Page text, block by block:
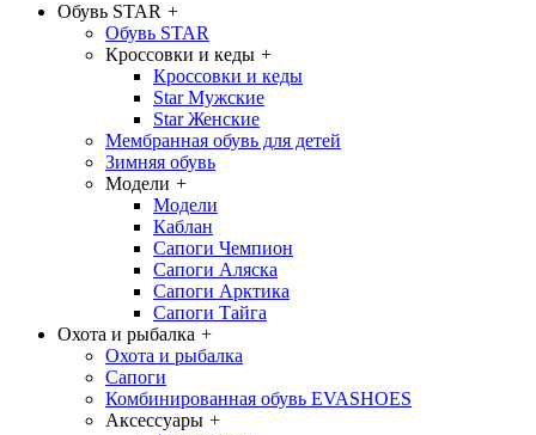
Обувь STAR +
Обувь STAR
Кроссовки и кеды +
Кроссовки и кеды
Star Мужские
Star Женские
Мембранная обувь для детей
Зимняя обувь
Модели +
Модели
Каблан
Сапоги Чемпион
Сапоги Аляска
Сапоги Арктика
Сапоги Тайга
Охота и рыбалка +
Охота и рыбалка
Сапоги
Комбинированная обувь EVASHOES
Аксессуары +